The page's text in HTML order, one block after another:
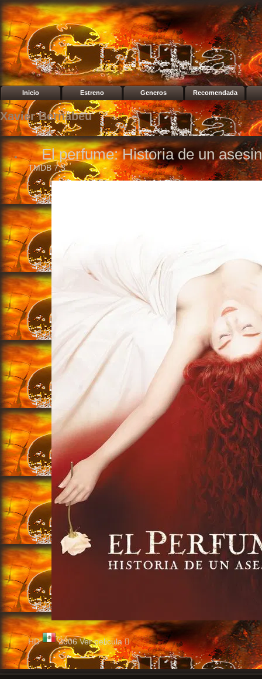
Inicio Estreno Generos Recomendada
Xavier Bernabeu
El perfume: Historia de un
TMDB7.3
HD 2006 Ver pelicula